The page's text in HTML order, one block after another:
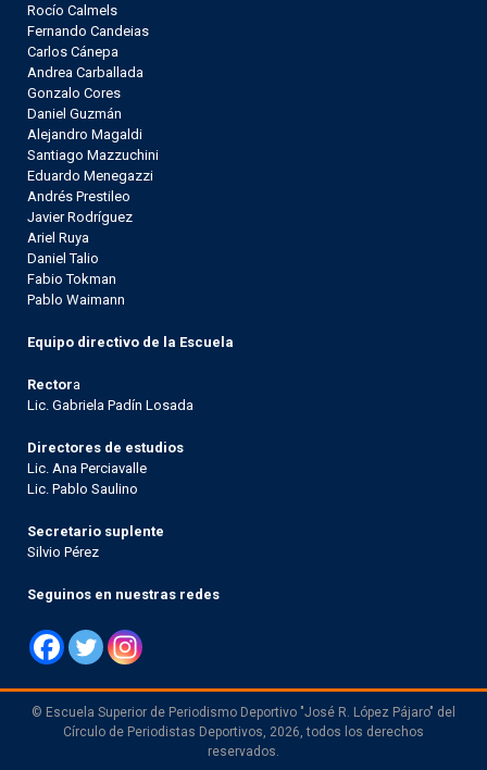
Rocío Calmels
Fernando Candeias
Carlos Cánepa
Andrea Carballada
Gonzalo Cores
Daniel Guzmán
Alejandro Magaldi
Santiago Mazzuchini
Eduardo Menegazzi
Andrés Prestileo
Javier Rodríguez
Ariel Ruya
Daniel Talio
Fabio Tokman
Pablo Waimann
Equipo directivo de la Escuela
Rectora
Lic. Gabriela Padín Losada
Directores de estudios
Lic. Ana Perciavalle
Lic. Pablo Saulino
Secretario suplente
Silvio Pérez
Seguinos en nuestras redes
© Escuela Superior de Periodismo Deportivo "José R. López Pájaro" del
Círculo de Periodistas Deportivos, 2026, todos los derechos
reservados.